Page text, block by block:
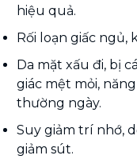
hiệu quả.
Rối loạn giấc ngủ,
Da mặt xấu đi, bị
giác mệt mỏi,
thường ngày.
Suy giảm trí nhớ,
giảm sút.